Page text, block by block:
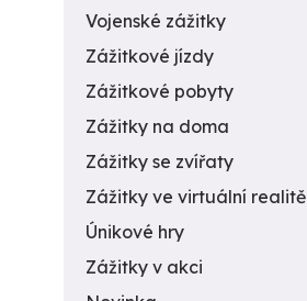
Vojenské zážitky
Zážitkové jízdy
Zážitkové pobyty
Zážitky na doma
Zážitky se zvířaty
Zážitky ve virtuální realitě
Únikové hry
Zážitky v akci